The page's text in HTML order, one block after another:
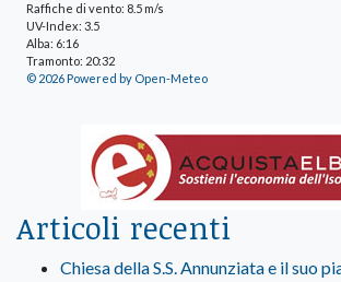
Raffiche di vento: 8.5 m/s
UV-Index: 3.5
Alba: 6:16
Tramonto: 20:32
© 2026 Powered by Open-Meteo
Articoli recenti
Chiesa della S.S. Annunziata e il suo